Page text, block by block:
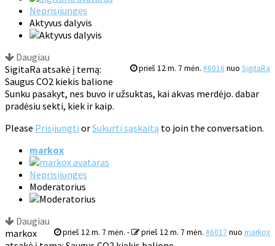
Neprisijungęs
Aktyvus dalyvis
Daugiau
prieš 12 m. 7 mėn. #6016 nuo SigitaRa
SigitaRa atsakė į temą:
Saugus CO2 kiekis balione
Sunku pasakyt, nes buvo ir užsuktas, kai akvas merdėjo. dabar
pradėsiu sekti, kiek ir kaip.
Please Prisijungti orSukurti sąskaitą to join the conversation.
markox
Neprisijungęs
Moderatorius
Daugiau
prieš 12 m. 7 mėn. - prieš 12 m. 7 mėn. #6017 nuo markox
markox